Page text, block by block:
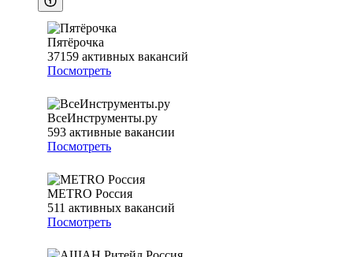
Пятёрочка
37159 активных вакансий
Посмотреть
ВсеИнструменты.ру
593 активные вакансии
Посмотреть
METRO Россия
511 активных вакансий
Посмотреть